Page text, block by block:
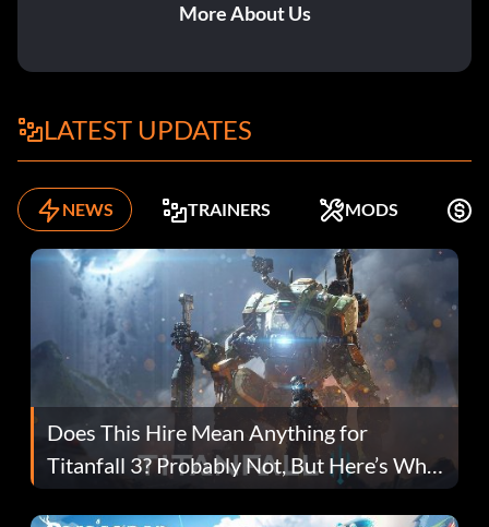
More About Us
LATEST UPDATES
NEWS TRAINERS MODS
Does This Hire Mean Anything for
Titanfall 3? Probably Not, But Here’s Why
Fans Are Hopeful